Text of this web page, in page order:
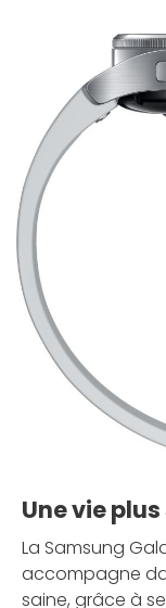
Une vie
La Samsung
accompagne
saine, grâce à